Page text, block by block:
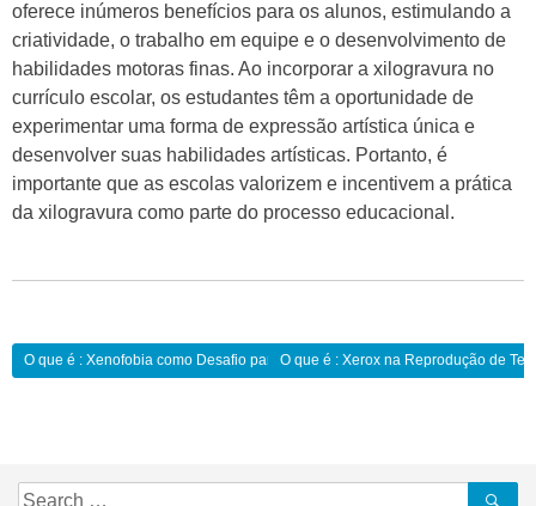
oferece inúmeros benefícios para os alunos, estimulando a
criatividade, o trabalho em equipe e o desenvolvimento de
habilidades motoras finas. Ao incorporar a xilogravura no
currículo escolar, os estudantes têm a oportunidade de
experimentar uma forma de expressão artística única e
desenvolver suas habilidades artísticas. Portanto, é
importante que as escolas valorizem e incentivem a prática
da xilogravura como parte do processo educacional.
Navegação
O que é : Xenofobia como Desafio para a Educação Inclusiva:
O que é : Xerox na Reprodução de
Search